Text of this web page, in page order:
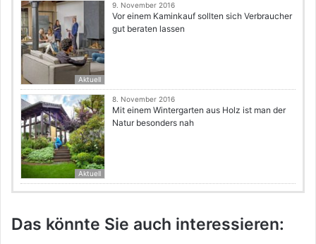
Aktuell
9. November 2016
Vor einem Kaminkauf sollten sich Verbraucher
gut beraten lassen
Aktuell
8. November 2016
Mit einem Wintergarten aus Holz ist man der
Natur besonders nah
Das könnte Sie auch interessieren: